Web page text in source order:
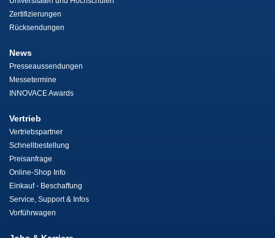
Zertifizierungen
Rücksendungen
News
Presseaussendungen
Messetermine
INNOVACE Awards
Vertrieb
Vertriebspartner
Schnellbestellung
Preisanfrage
Online-Shop Info
Einkauf - Beschaffung
Service, Support & Infos
Vorführwagen